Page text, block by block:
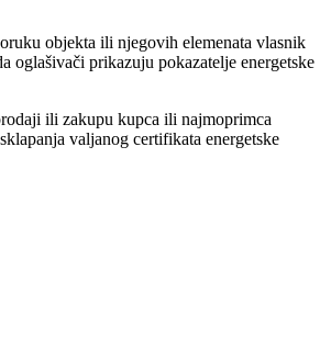
objekta ili njegovih elemenata vlasnik
oglašivači prikazuju pokazatelje energetske
ili zakupu kupca ili najmoprimca
valjanog certifikata energetske